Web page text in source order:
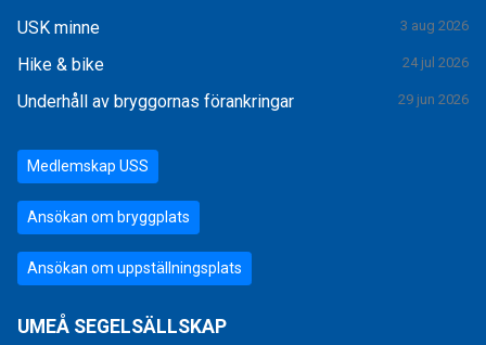
USK minne 3 aug 2026
Hike & bike 24 jul 2026
Underhåll av bryggornas förankringar 29 jun 2026
Medlemskap USS
Ansökan om bryggplats
Ansökan om uppställningsplats
UMEÅ SEGELSÄLLSKAP